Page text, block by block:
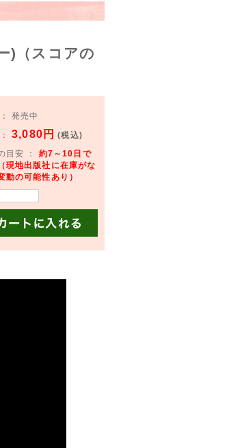
)（スコアの
発売中
：3,080円 (税込)
目安 ： 約7～10日で
現地出版社に在庫がな
動の可能性あり）